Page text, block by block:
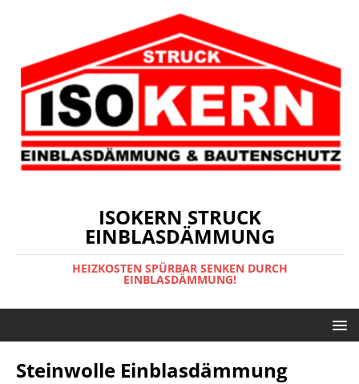
ISOKERN STRUCK
EINBLASDÄMMUNG
HEIZKOSTEN SPÜRBAR SENKEN DURCH
EINBLASDÄMMUNG!
Steinwolle Einblasdämmung